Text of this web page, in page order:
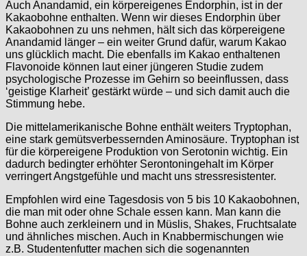
Auch Anandamid, ein körpereigenes Endorphin, ist in der
Kakaobohne enthalten. Wenn wir dieses Endorphin über
Kakaobohnen zu uns nehmen, hält sich das körpereigene
Anandamid länger – ein weiter Grund dafür, warum Kakao
uns glücklich macht. Die ebenfalls im Kakao enthaltenen
Flavonoide können laut einer jüngeren Studie zudem
psychologische Prozesse im Gehirn so beeinflussen, dass
‘geistige Klarheit’ gestärkt würde – und sich damit auch die
Stimmung hebe.
Die mittelamerikanische Bohne enthält weiters Tryptophan,
eine stark gemütsverbessernden Aminosäure. Tryptophan ist
für die körpereigene Produktion von Serotonin wichtig. Ein
dadurch bedingter erhöhter Serontoningehalt im Körper
verringert Angstgefühle und macht uns stressresistenter.
Empfohlen wird eine Tagesdosis von 5 bis 10 Kakaobohnen,
die man mit oder ohne Schale essen kann. Man kann die
Bohne auch zerkleinern und in Müslis, Shakes, Fruchtsalate
und ähnliches mischen. Auch in Knabbermischungen wie
z.B. Studentenfutter machen sich die sogenannten